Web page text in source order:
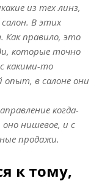
из тех линз,
В этих
Как правило, это
которые точно
какими-то
опыт, в салоне они
когда-
нишевое, и с
продажи.
к тому,